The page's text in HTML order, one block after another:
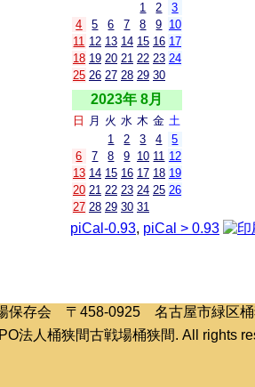
1
2
3
4
5 6 7 8 9 10
11 12 13 14 15 16 17
18 19 20 21 22 23 24
25 26 27 28 29 30
2023年 8月
日 月 火 水 木 金 土
1
2 3 4
5
6
7 8 9 10 11 12
13 14 15 16 17 18 19
20 21 22 23 24 25 26
27 28 29 30 31
piCal-0.93, piCal > 0.93
保存会 〒458-0925 名古屋市緑区
法人桶狭間古戦場桶狭間. All rights